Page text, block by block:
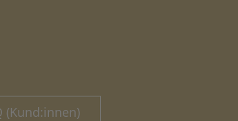
(Kund:innen)